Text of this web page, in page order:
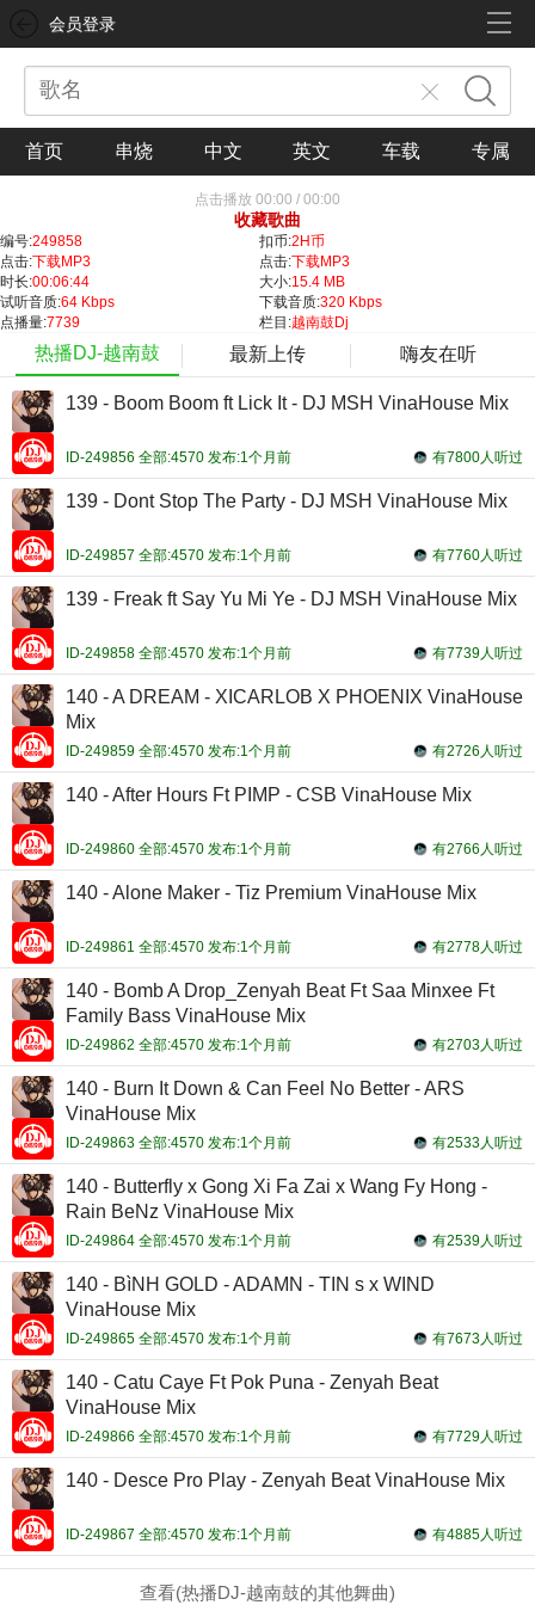
会员登录
首页 串烧 中文 英文 车载 专属
点击播放 00:00 / 00:00
收藏歌曲
编号:249858 扣币:2H币
点击:下载MP3 点击:下载MP3
时长:00:06:44 大小:15.4 MB
试听音质:64 Kbps 下载音质:320 Kbps
点播量:7739 栏目:越南鼓Dj
热播DJ-越南鼓 最新上传 嗨友在听
139 - Boom Boom ft Lick It - DJ MSH VinaHouse Mix
有7800人听过
ID-249856 全部:4570 发布:1个月前
139 - Dont Stop The Party - DJ MSH VinaHouse Mix
有7760人听过
ID-249857 全部:4570 发布:1个月前
139 - Freak ft Say Yu Mi Ye - DJ MSH VinaHouse Mix
有7739人听过
ID-249858 全部:4570 发布:1个月前
140 - A DREAM - XICARLOB X PHOENIX VinaHouse
Mix
有2726人听过
ID-249859 全部:4570 发布:1个月前
140 - After Hours Ft PIMP - CSB VinaHouse Mix
有2766人听过
ID-249860 全部:4570 发布:1个月前
140 - Alone Maker - Tiz Premium VinaHouse Mix
有2778人听过
ID-249861 全部:4570 发布:1个月前
140 - Bomb A Drop_Zenyah Beat Ft Saa Minxee Ft
Family Bass VinaHouse Mix
有2703人听过
ID-249862 全部:4570 发布:1个月前
140 - Burn It Down & Can Feel No Better - ARS
VinaHouse Mix
有2533人听过
ID-249863 全部:4570 发布:1个月前
140 - Butterfly x Gong Xi Fa Zai x Wang Fy Hong -
Rain BeNz VinaHouse Mix
有2539人听过
ID-249864 全部:4570 发布:1个月前
140 - BìNH GOLD - ADAMN - TIN s x WIND
VinaHouse Mix
有7673人听过
ID-249865 全部:4570 发布:1个月前
140 - Catu Caye Ft Pok Puna - Zenyah Beat
VinaHouse Mix
有7729人听过
ID-249866 全部:4570 发布:1个月前
140 - Desce Pro Play - Zenyah Beat VinaHouse Mix
有4885人听过
ID-249867 全部:4570 发布:1个月前
查看(热播DJ-越南鼓的其他舞曲)